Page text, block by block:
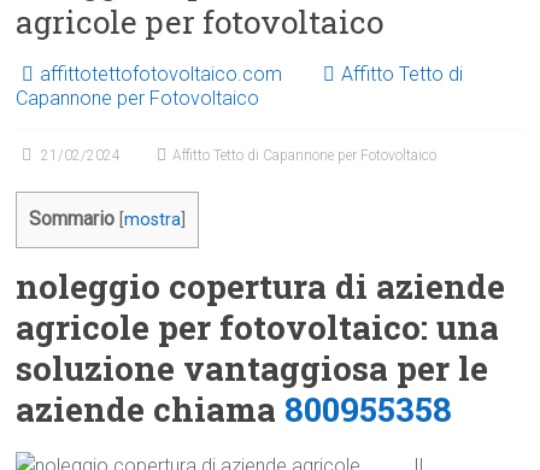
agricole per fotovoltaico
affittotettofotovoltaico.com
Affitto Tetto di
Capannone per Fotovoltaico
21/02/2024 Affitto Tetto di Capannone per Fotovoltaico
Sommario [mostra
noleggio copertura di aziende
agricole per fotovoltaico: una
soluzione vantaggiosa per le
aziende chiama 800955358